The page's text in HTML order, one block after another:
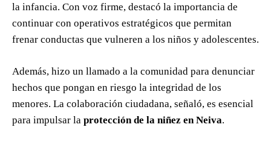
la infancia. Con voz firme, destacó la importancia de
continuar con operativos estratégicos que permitan
frenar conductas que vulneren a los niños y adolescentes.
Además, hizo un llamado a la comunidad para denunciar
hechos que pongan en riesgo la integridad de los
menores. La colaboración ciudadana, señaló, es esencial
para impulsar la protección de la niñez en Neiva.